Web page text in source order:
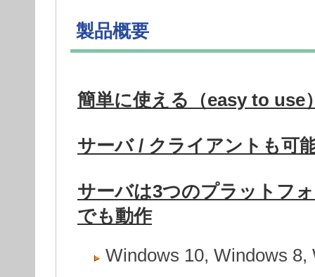
製品概要
簡単に使える（easy to use
サーバ / クライアントも可
サーバは3つのプラットフ
でも動作
Windows 10, Windows